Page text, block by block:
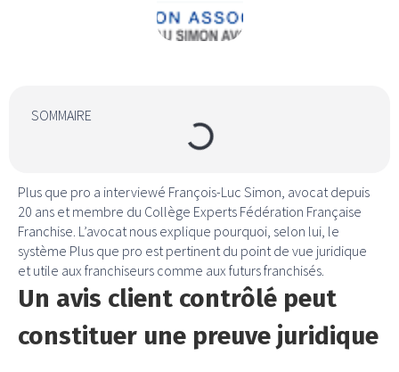
Plus que pro a interviewé François-Luc Simon, avocat depuis
20 ans et membre du Collège Experts Fédération Française
Franchise. L’avocat nous explique pourquoi, selon lui, le
système Plus que pro est pertinent du point de vue juridique
et utile aux franchiseurs comme aux futurs franchisés.
Un avis client contrôlé peut
constituer une preuve juridique
SOMMAIRE